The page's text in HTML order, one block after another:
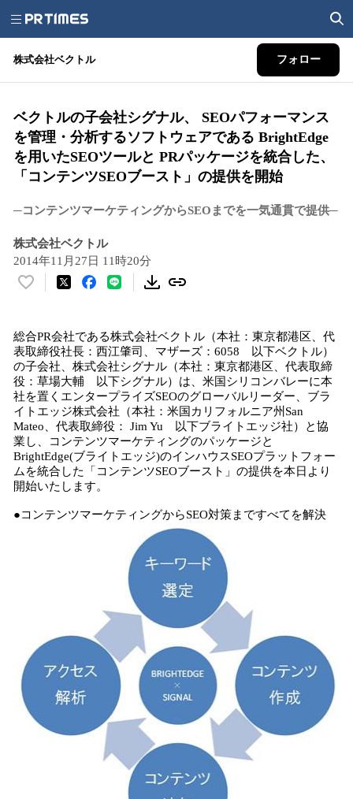
株式会社ベクトル フォロー
ベクトルの子会社シグナル、 SEOパフォーマンス
を管理・分析するソフトウェアである BrightEdge
を用いたSEOツールと PRパッケージを統合した、
「コンテンツSEOブースト」の提供を開始
─コンテンツマーケティングからSEOまでを一気通貫で提供─
株式会社ベクトル
2014年11月27日 11時20分
い
！
数
を
読
み
込
み
中
で
す
総合PR会社である株式会社ベクトル（本社：東京都港区、代
表取締役社長：西江肇司、マザーズ：6058 以下ベクトル）
の子会社、株式会社シグナル（本社：東京都港区、代表取締
役：草場大輔 以下シグナル）は、米国シリコンバレーに本
社を置くエンタープライズSEOのグローバルリーダー、ブラ
イトエッジ株式会社（本社：米国カリフォルニア州San
Mateo、代表取締役： Jim Yu 以下ブライトエッジ社）と協
業し、コンテンツマーケティングのパッケージと
BrightEdge(ブライトエッジ)のインハウスSEOプラットフォー
ムを統合した「コンテンツSEOブースト」の提供を本日より
開始いたします。
●コンテンツマーケティングからSEO対策まですべてを解決